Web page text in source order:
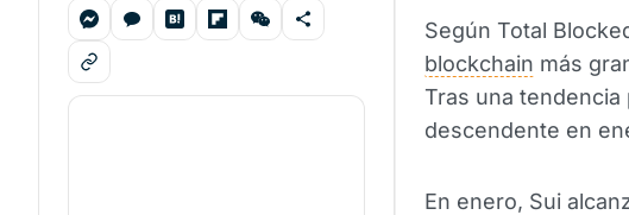
Según Total
blockchain más
Tras una
descendente en
En enero, Sui